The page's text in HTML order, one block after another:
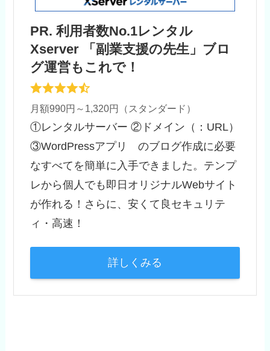
PR. 利用者数No.1レンタル
Xserver 「副業支援の先生」ブロ
グ運営もこれで！
月額990円～1,320円（スタンダード）
①レンタルサーバー ②ドメイン（：URL）
③WordPressアプリ のブログ作成に必要
なすべてを簡単に入手できました。テンプ
レから個人でも即日オリジナルWebサイト
が作れる！さらに、安くて良セキュリテ
ィ・高速！
詳しくみる